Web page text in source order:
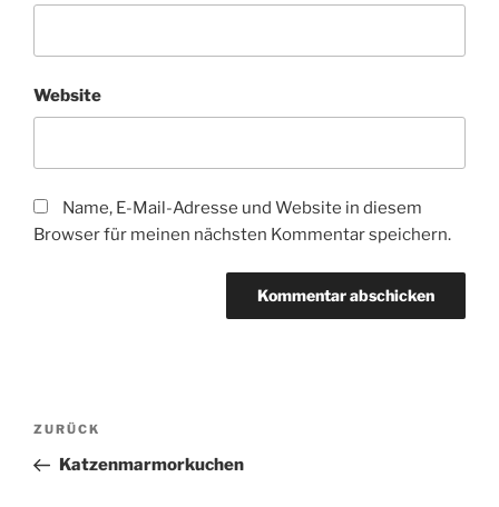
Website
Name, E-Mail-Adresse und Website in diesem
Browser für meinen nächsten Kommentar speichern.
Beitragsnavigation
Vorheriger
Beitrag
ZURÜCK
Katzenmarmorkuchen